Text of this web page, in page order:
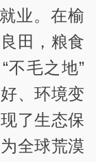
业。在榆
田，粮食
不毛之地”
、环境变
了生态保
全球荒漠